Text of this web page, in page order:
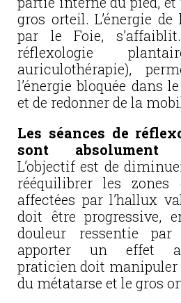
gros orteil. L’énergie de
par le Foie,
réflexologie
auriculothérapie),
l’énergie bloquée dans
et de redonner de la
Les séances de
sont absolument
L’objectif est de
rééquilibrer les
affectées par l’hallux
doit être progressive,
douleur ressentie
apporter un effet
praticien doit manipuler
du métatarse et le gros